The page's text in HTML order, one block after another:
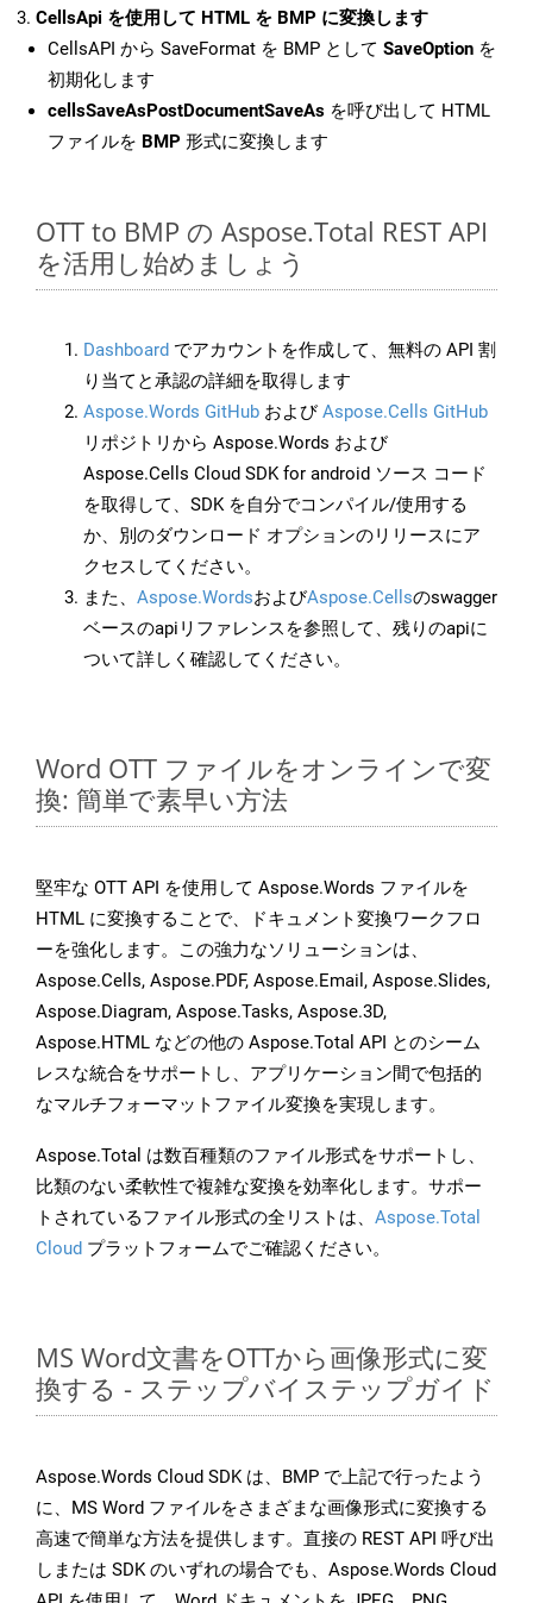
CellsApi を使用して HTML を BMP に変換します
CellsAPI から SaveFormat を BMP として SaveOption を
初期化します
cellsSaveAsPostDocumentSaveAs を呼び出して HTML
ファイルを BMP 形式に変換します
OTT to BMP の Aspose.Total REST API
を活用し始めましょう
Dashboard でアカウントを作成して、無料の API 割
り当てと承認の詳細を取得します
Aspose.Words GitHub およびAspose.Cells GitHub
リポジトリから Aspose.Words および
Aspose.Cells Cloud SDK for android ソース コード
を取得して、SDK を自分でコンパイル/使用する
か、別のダウンロード オプションのリリースにア
クセスしてください。
また、 Aspose.WordsおよびAspose.Cellsのswagger
ベースのapiリファレンスを参照して、残りのapiに
ついて詳しく確認してください。
Word OTT ファイルをオンラインで変
換: 簡単で素早い方法
堅牢な OTT API を使用して Aspose.Words ファイルを
HTML に変換することで、ドキュメント変換ワークフロ
ーを強化します。この強力なソリューションは、
Aspose.Cells, Aspose.PDF, Aspose.Email, Aspose.Slides,
Aspose.Diagram, Aspose.Tasks, Aspose.3D,
Aspose.HTML などの他の Aspose.Total API とのシーム
レスな統合をサポートし、アプリケーション間で包括的
なマルチフォーマットファイル変換を実現します。
Aspose.Total は数百種類のファイル形式をサポートし、
比類のない柔軟性で複雑な変換を効率化します。サポー
トされているファイル形式の全リストは、 Aspose.Total
Cloud プラットフォームでご確認ください。
MS Word文書をOTTから画像形式に変
換する - ステップバイステップガイド
Aspose.Words Cloud SDK は、BMP で上記で行ったよう
に、MS Word ファイルをさまざまな画像形式に変換する
高速で簡単な方法を提供します。直接の REST API 呼び出
しまたは SDK のいずれの場合でも、Aspose.Words Cloud